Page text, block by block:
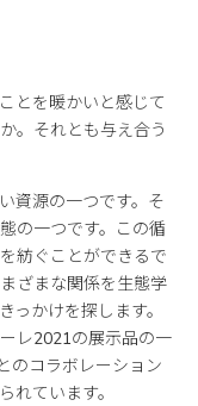
とを暖かいと感じて
。それとも与え合う
資源の一つです。そ
の一つです。この循
紡ぐことができるで
ざまな関係を生態学
っかけを探します。
レ2021の展示品の一
のコラボレーション
れています。